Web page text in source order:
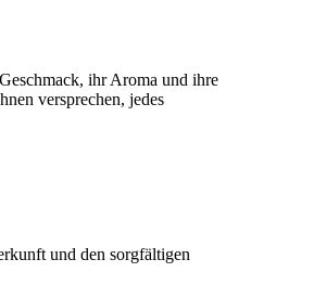
ihr Aroma und ihre
versprechen, jedes
und den sorgfältigen